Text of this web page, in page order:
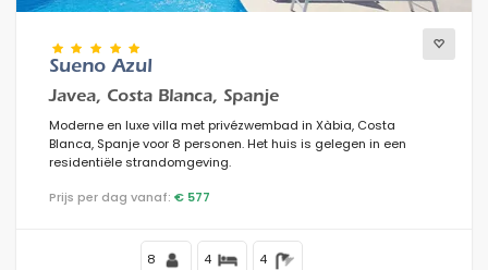
Sueno Azul
Javea, Costa Blanca, Spanje
Moderne en luxe villa met privézwembad in Xàbia, Costa
Blanca, Spanje voor 8 personen. Het huis is gelegen in een
residentiële strandomgeving.
Prijs per dag vanaf: € 577
8 4 4